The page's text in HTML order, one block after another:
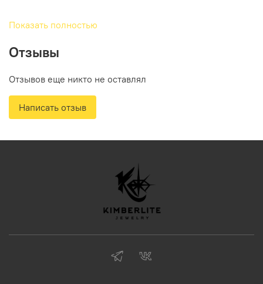
Показать полностью
Отзывы
Отзывов еще никто не оставлял
Написать отзыв